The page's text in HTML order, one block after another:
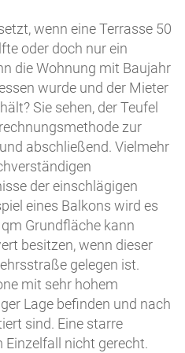
wenn eine Terrasse 50
oder doch nur ein
die Wohnung mit Baujahr
wurde und der Mieter
Sie sehen, der Teufel
zur
abschließend. Vielmehr
der einschlägigen
eines Balkons wird es
Grundfläche kann
besitzen, wenn dieser
gelegen ist.
mit sehr hohem
Lage befinden und nach
sind. Eine starre
Einzelfall nicht gerecht.